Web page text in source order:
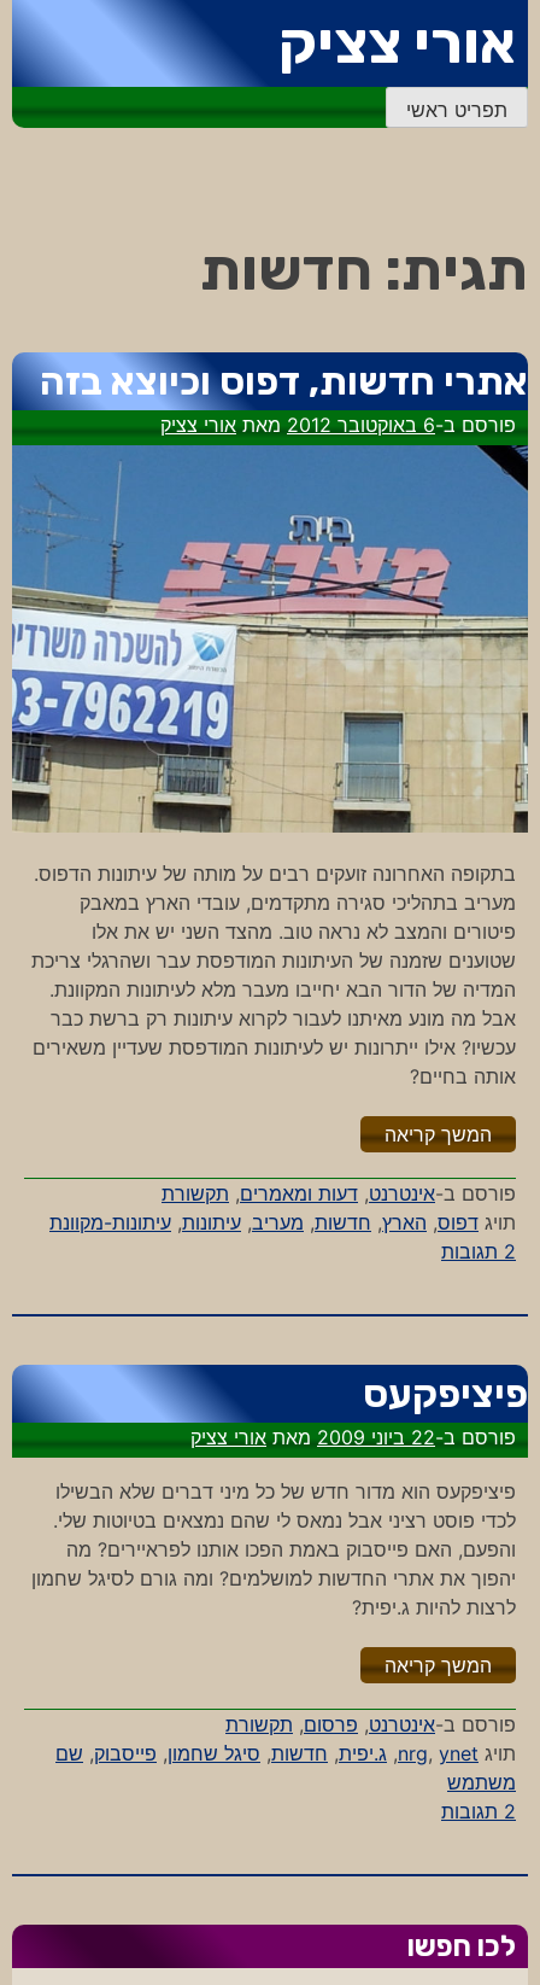
לתוכן
אורי צציק
תפריט ראשי
תגית: חדשות
אתרי חדשות, דפוס וכיוצא בזה
פורסם ב-6 באוקטובר 2012 מאתאורי צציק
בתקופה האחרונה זועקים רבים על מותה של עיתונות הדפוס.
מעריב בתהליכי סגירה מתקדמים, עובדי הארץ במאבק
פיטורים והמצב לא נראה טוב. מהצד השני יש את אלו
שטוענים שזמנה של העיתונות המודפסת עבר ושהרגלי צריכת
המדיה של הדור הבא יחייבו מעבר מלא לעיתונות המקוונת.
אבל מה מונע מאיתנו לעבור לקרוא עיתונות רק ברשת כבר
עכשיו? אילו ייתרונות יש לעיתונות המודפסת שעדיין משאירים
אותה בחיים?
המשך קריאה"%s"
פורסם ב-אינטרנט, דעות ומאמרים, תקשורת
תויג דפוס, הארץ, חדשות, מעריב, עיתונות, עיתונות-מקוונת
2 תגובות
על
חדשות,
וכיוצא
בזה
פיציפקעס
פורסם ב-22 ביוני 2009 מאתאורי צציק
פיציפקעס הוא מדור חדש של כל מיני דברים שלא הבשילו
לכדי פוסט רציני אבל נמאס לי שהם נמצאים בטיוטות שלי.
והפעם, האם פייסבוק באמת הפכו אותנו לפראיירים? מה
יהפוך את אתרי החדשות למושלמים? ומה גורם לסיגל שחמון
לרצות להיות ג.יפית?
המשך קריאה"%s"
פורסם ב-אינטרנט, פרסום, תקשורת
תויג
nrg, ynet
, ג.יפית, חדשות, סיגל שחמון, פייסבוק, שם
משתמש
2 תגובות
על
לכו חפשו